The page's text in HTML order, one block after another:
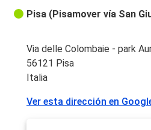
Pisa (Pisamover vía San
Via delle Colombaie - park
56121 Pisa
Italia
Ver esta dirección en